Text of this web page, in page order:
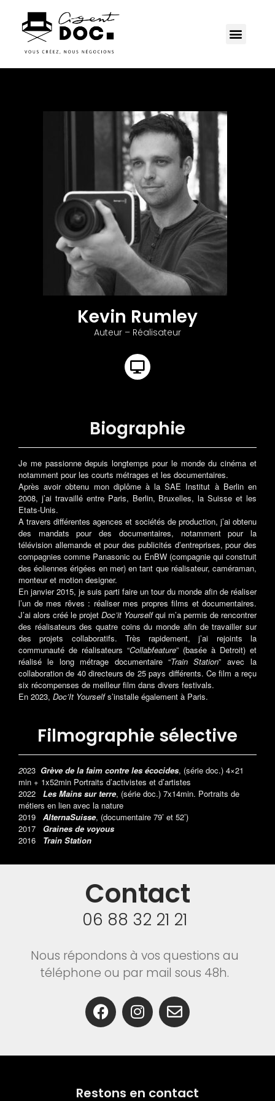
Kevin Rumley
Auteur – Réalisateur
Biographie
Je me passionne depuis longtemps pour le monde du cinéma et
notamment pour les courts métrages et les documentaires.
Après avoir obtenu mon diplôme à la SAE Institut à Berlin en
2008, j’ai travaillé entre Paris, Berlin, Bruxelles, la Suisse et les
Etats-Unis.
A travers différentes agences et sociétés de production, j’ai obtenu
des mandats pour des documentaires, notamment pour la
télévision allemande et pour des publicités d’entreprises, pour des
compagnies comme Panasonic ou EnBW (compagnie qui construit
des éoliennes érigées en mer) en tant que réalisateur, caméraman,
monteur et motion designer.
En janvier 2015, je suis parti faire un tour du monde afin de réaliser
l’un de mes rêves : réaliser mes propres films et documentaires.
J’ai alors créé le projet Doc’it Yourselfqui m’a permis de rencontrer
des réalisateurs des quatre coins du monde afin de travailler sur
des projets collaboratifs. Très rapidement, j’ai rejoints la
communauté de réalisateurs “Collabfeature” (basée à Detroit) et
réalisé le long métrage documentaire “Train Station” avec la
collaboration de 40 directeurs de 25 pays différents. Ce film a reçu
six récompenses de meilleur film dans divers festivals.
En 2023, Doc’It Yourselfs’installe également à Paris.
Filmographie sélective
2023 Grève de la faim contre les écocides, (série doc.) 4×21
min + 1x52min Portraits d’activistes et d’artistes
2022 Les Mains sur terre, (série doc.) 7x14min. Portraits de
métiers en lien avec la nature
2019 AlternaSuisse, (documentaire 79’ et 52’)
2017 Graines de voyous
2016 Train Station
Contact
06 88 32 21 21
Nous répondons à vos questions au
téléphone ou par mail sous 48h.
Restons en contact